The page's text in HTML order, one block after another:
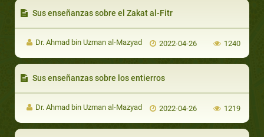
Sus enseñanzas sobre el Zakat al-Fitr
Dr. Ahmad bin Uzman al-Mazyad 2022-04-26 1240
Sus enseñanzas sobre los entierros
Dr. Ahmad bin Uzman al-Mazyad 2022-04-26 1219